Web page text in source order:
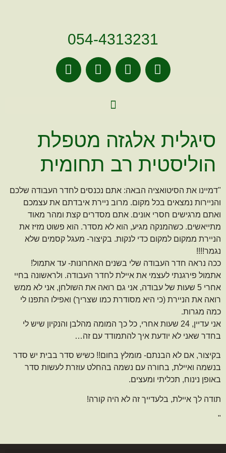
054-4313231
סיגלית אלגזה מטפלת
הוליסטית רב תחומית
דמיינו את הסיטואציה הבאה: אתם נכנסים לחדר העבודה שלכם
והניירות נמצאים בכל מקום. מרוב ניירת איבדתם את עצמכם
ואתם מרגישים חסרי אונים. אתם מסדרים קצת ומהר מאוד
מתייאשים. כשהמנקה מגיע, הוא לא מסדר. הוא פשוט מזיז את
הניירת ממקום למקום כדי לנקות. בקיצור- מעגל קסמים שלא
נגמר!!!!
ככה נראה חדר העבודה שלי בשנים האחרונות- עד אתמול!
אתמול פירגנתי לעצמי את איילת לחדר העבודה. ולראשונה בחיי
אחרי 5 שעות של עבודה, אני גם רואה את השולחן, אני לא ממש
רואה את הניירת (כי היא מסודרת כמו שצריך) ואפילו התפנו לי
כמה מגרות.
אני עדיין, 24 שעות אחרי, כל כך המומה מהלבן והנקיון שיש לי
בחדר שאני לא יודעת איך להתמודד עם זה…
בקיצור, אם לא הבנתם- מומלץ בחום!! כשיש סדר בבית יש סדר
בנשמה ואיילת, בחורה עם נשמה בהחלט עוזרת לעשות סדר
באופן נינוח, תכליתי ומעצים.
תודה לך איילת, בלעדייך זה לא היה קורה!